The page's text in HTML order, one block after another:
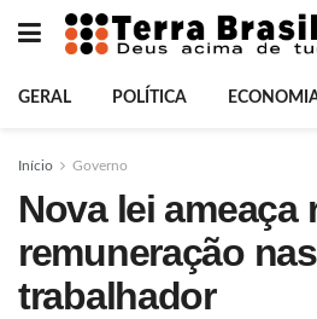
GERAL POLÍTICA
Início Governo
Nova lei ameaça
remuneração
trabalhador